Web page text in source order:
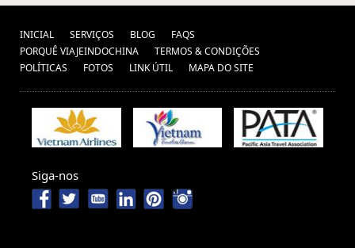
INICIAL SERVIÇOS BLOG
FAQS
PORQUÊ VIAJEINDOCHINA
TERMOS & CONDIÇÕES
POLÍTICAS
FOTOS LINK ÚTIL MAPA DO SITE
Siga-nos